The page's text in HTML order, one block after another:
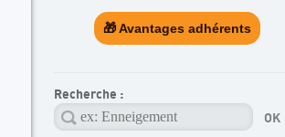
🎁 Avantages adhérents
Recherche :